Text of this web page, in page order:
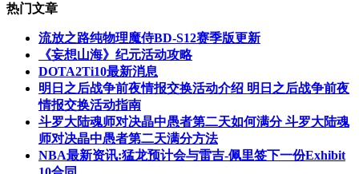
热门文章
流放之路纯物理魔侍BD-S12赛季版更新
《妄想山海》纪元活动攻略
DOTA2Ti10最新消息
明日之后战争前夜情报交换活动介绍 明日之后战争前夜
情报交换活动指南
斗罗大陆魂师对决晶中愚者第二天如何满分 斗罗大陆魂
师对决晶中愚者第二天满分方法
NBA最新资讯:猛龙预计会与雷吉-佩里签下一份Exhibit